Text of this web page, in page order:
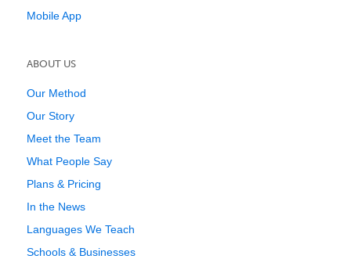
Mobile App
ABOUT US
Our Method
Our Story
Meet the Team
What People Say
Plans & Pricing
In the News
Languages We Teach
Schools & Businesses